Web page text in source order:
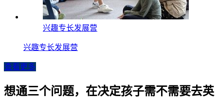
兴趣专长发展营
兴趣专长发展营
查看更多
想通三个问题，在决定孩子需不需要去英